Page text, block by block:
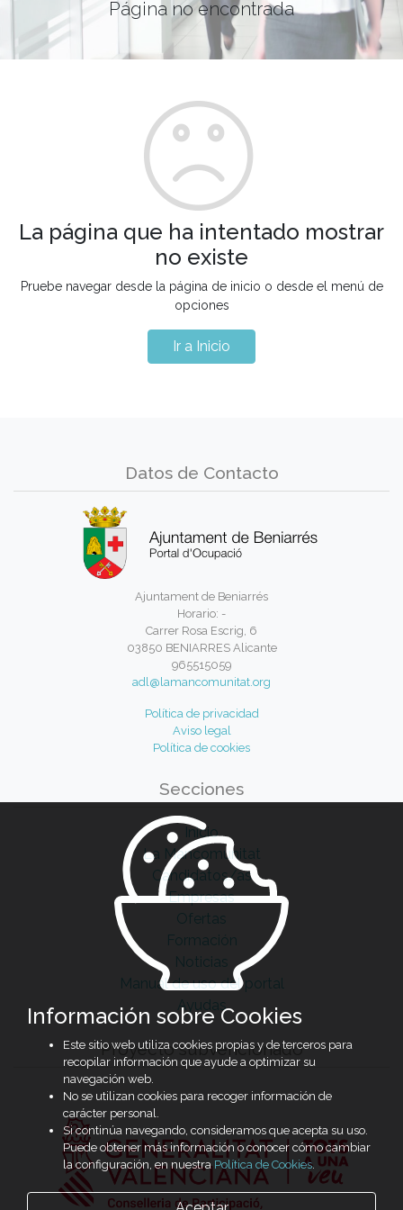
Página no encontrada
La página que ha intentado mostrar
no existe
Pruebe navegar desde la página de inicio o desde el menú de
opciones
Ir a Inicio
Datos de Contacto
Ajuntament de Beniarrés
Horario: -
Carrer Rosa Escrig, 6
03850 BENIARRES Alicante
965515059
adl@lamancomunitat.org
Política de privacidad
Aviso legal
Política de cookies
Secciones
Inicio
La Mancomunitat
Candidatos/as
Empresas
Ofertas
Formación
Noticias
Manual de uso del portal
Ayudas
Proyecto subvencionado
Información sobre Cookies
Este sitio web utiliza cookies propias y de terceros para
recopilar información que ayude a optimizar su
navegación web.
No se utilizan cookies para recoger información de
carácter personal.
Si continúa navegando, consideramos que acepta su uso.
Puede obtener más información o conocer cómo cambiar
la configuración, en nuestra Política de Cookies.